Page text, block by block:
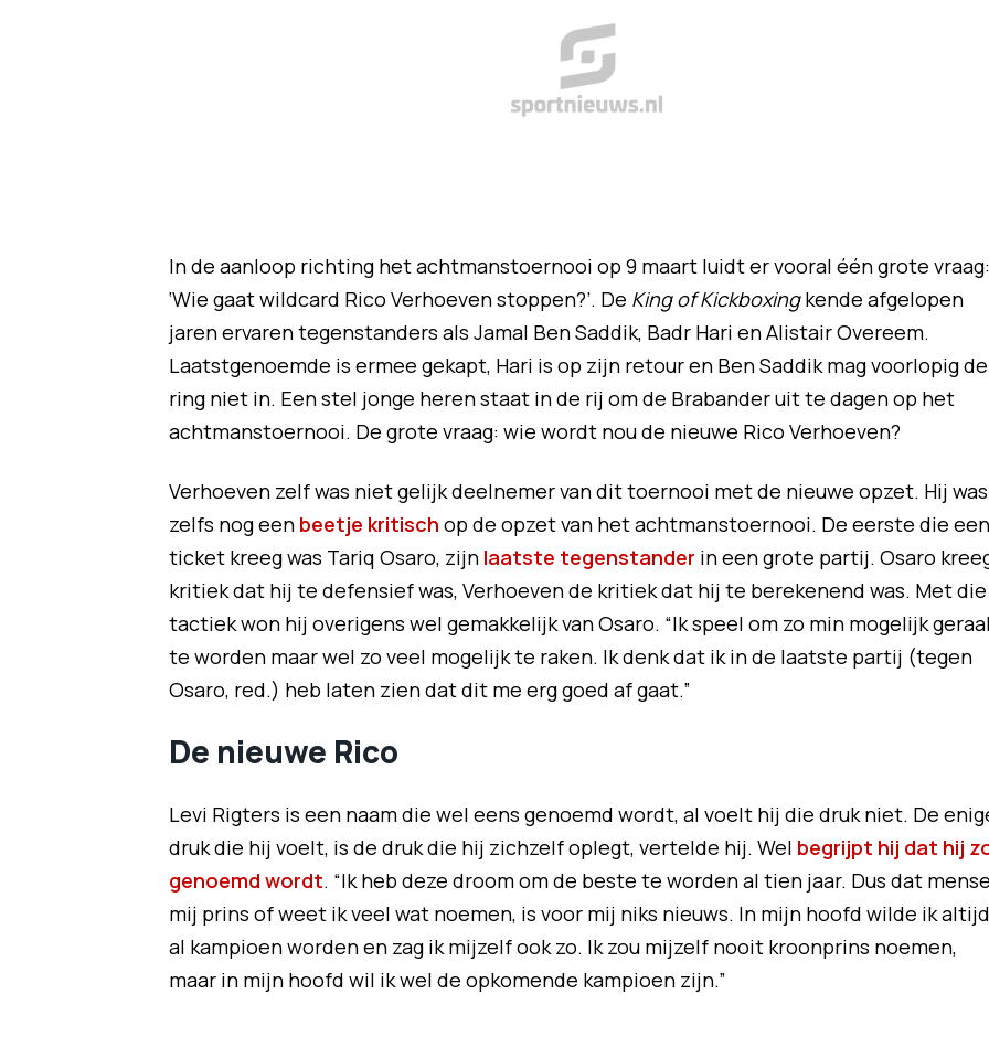
In de aanloop richting het achtmanstoernooi op 9 maart luidt er vooral één grote vraag:
‘Wie gaat wildcard Rico Verhoeven stoppen?’. De King of Kickboxingkende afgelopen
jaren ervaren tegenstanders als Jamal Ben Saddik, Badr Hari en Alistair Overeem.
Laatstgenoemde is ermee gekapt, Hari is op zijn retour en Ben Saddik mag voorlopig de
ring niet in. Een stel jonge heren staat in de rij om de Brabander uit te dagen op het
achtmanstoernooi. De grote vraag: wie wordt nou de nieuwe Rico Verhoeven?
Verhoeven zelf was niet gelijk deelnemer van dit toernooi met de nieuwe opzet. Hij was
zelfs nog een beetje kritisch op de opzet van het achtmanstoernooi. De eerste die een
ticket kreeg was Tariq Osaro, zijnlaatste tegenstander in een grote partij. Osaro
kritiek dat hij te defensief was, Verhoeven de kritiek dat hij te berekenend was. Met die
tactiek won hij overigens wel gemakkelijk van Osaro. “Ik speel om zo min mogelijk
te worden maar wel zo veel mogelijk te raken. Ik denk dat ik in de laatste partij (tegen
Osaro, red.) heb laten zien dat dit me erg goed af gaat.”
De nieuwe Rico
Levi Rigters is een naam die wel eens genoemd wordt, al voelt hij die druk niet. De
druk die hij voelt, is de druk die hij zichzelf oplegt, vertelde hij. Wel begrijpt hij dat hij
genoemd wordt. “Ik heb deze droom om de beste te worden al tien jaar. Dus dat
mij prins of weet ik veel wat noemen, is voor mij niks nieuws. In mijn hoofd wilde ik altijd
al kampioen worden en zag ik mijzelf ook zo. Ik zou mijzelf nooit kroonprins noemen,
maar in mijn hoofd wil ik wel de opkomende kampioen zijn.”